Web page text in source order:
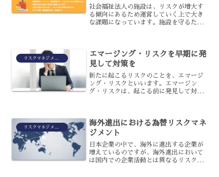
社会福祉法人の施設は、リスクが増大す
る傾向にあるため運営していく上で大き
な課題になっています。施設を守るため
確認することができます。
リスクマネジメント
エマージング・リスクを早期に発
見して対策を
新たに起こるリスクのことを、エマージ
ング・リスクといいます。エマージン
グ・リスクは、起こる前に発見して対処
うか？また、どのように対処...
海外進出における為替リスクマネ
ジメント
日本企業の中で、海外に進出する企業が
増えているのですが、海外進出において
は国内での企業活動とは異なるリスクが